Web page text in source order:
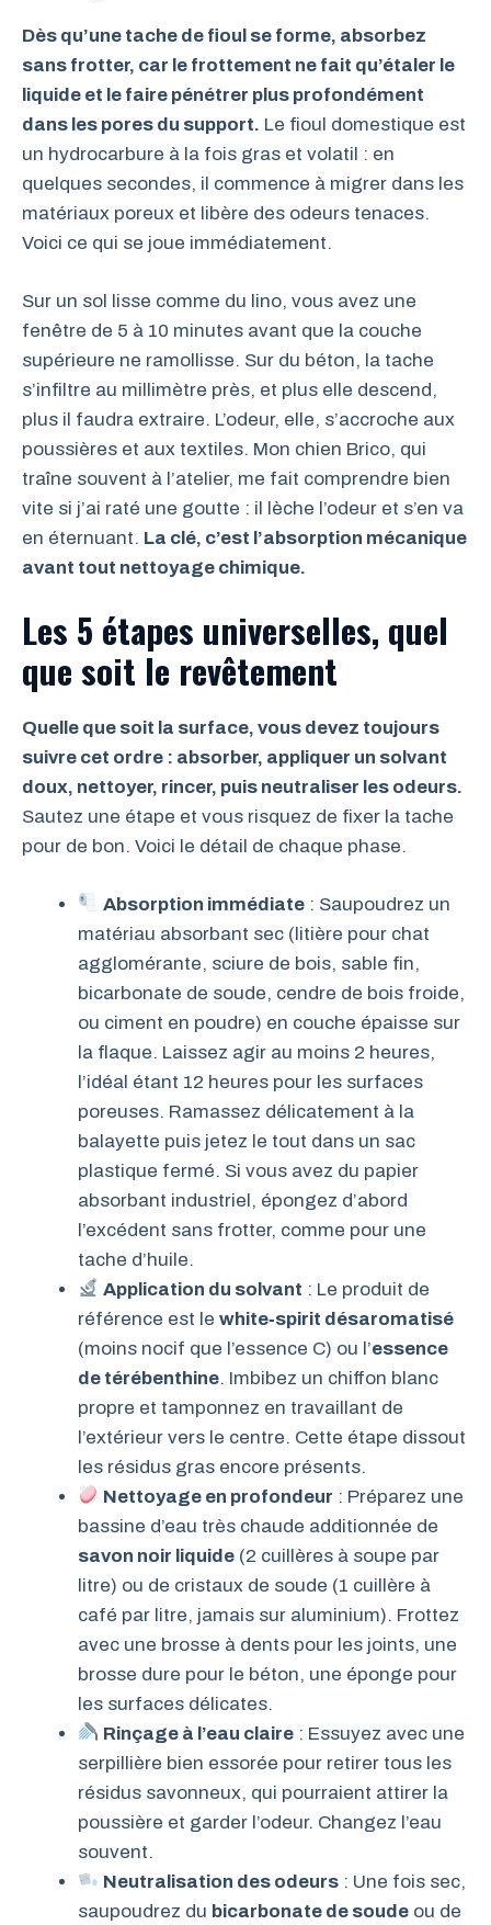
Dès qu’une tache de fioul se forme, absorbez
sans frotter, car le frottement ne fait qu’étaler le
liquide et le faire pénétrer plus profondément
dans les pores du support. Le fioul domestique est
un hydrocarbure à la fois gras et volatil : en
quelques secondes, il commence à migrer dans les
matériaux poreux et libère des odeurs tenaces.
Voici ce qui se joue immédiatement.
Sur un sol lisse comme du lino, vous avez une
fenêtre de 5 à 10 minutes avant que la couche
supérieure ne ramollisse. Sur du béton, la tache
s’infiltre au millimètre près, et plus elle descend,
plus il faudra extraire. L’odeur, elle, s’accroche aux
poussières et aux textiles. Mon chien Brico, qui
traîne souvent à l’atelier, me fait comprendre bien
vite si j’ai raté une goutte : il lèche l’odeur et s’en va
en éternuant. La clé, c’est l’absorption mécanique
avant tout nettoyage chimique.
Les 5 étapes universelles, quel
que soit le revêtement
Quelle que soit la surface, vous devez toujours
suivre cet ordre : absorber, appliquer un solvant
doux, nettoyer, rincer, puis neutraliser les odeurs.
Sautez une étape et vous risquez de fixer la tache
pour de bon. Voici le détail de chaque phase.
Absorption immédiate : Saupoudrez un
matériau absorbant sec (litière pour chat
agglomérante, sciure de bois, sable fin,
bicarbonate de soude, cendre de bois froide,
ou ciment en poudre) en couche épaisse sur
la flaque. Laissez agir au moins 2 heures,
l’idéal étant 12 heures pour les surfaces
poreuses. Ramassez délicatement à la
balayette puis jetez le tout dans un sac
plastique fermé. Si vous avez du papier
absorbant industriel, épongez d’abord
l’excédent sans frotter, comme pour une
tache d’huile.
Application du solvant : Le produit de
référence est le white‑spirit désaromatisé
(moins nocif que l’essence C) ou l’essence
de térébenthine. Imbibez un chiffon blanc
propre et tamponnez en travaillant de
l’extérieur vers le centre. Cette étape dissout
les résidus gras encore présents.
Nettoyage en profondeur : Préparez une
bassine d’eau très chaude additionnée de
savon noir liquide (2 cuillères à soupe par
litre) ou de cristaux de soude (1 cuillère à
café par litre, jamais sur aluminium). Frottez
avec une brosse à dents pour les joints, une
brosse dure pour le béton, une éponge pour
les surfaces délicates.
Rinçage à l’eau claire : Essuyez avec une
serpillière bien essorée pour retirer tous les
résidus savonneux, qui pourraient attirer la
poussière et garder l’odeur. Changez l’eau
souvent.
Neutralisation des odeurs : Une fois sec,
saupoudrez du bicarbonate de soude ou de